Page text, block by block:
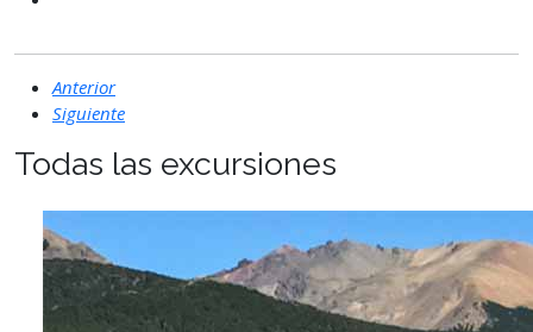
Anterior
Siguiente
Todas las excursiones